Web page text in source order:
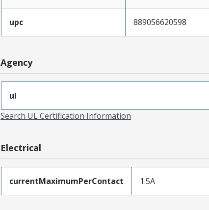
upc 889056620598
Agency
ul
Search UL Certification Information
Electrical
currentMaximumPerContact 1.5A